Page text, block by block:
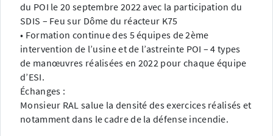
du POI le 20 septembre 2022 avec la participation du
SDIS – Feu sur Dôme du réacteur K75
• Formation continue des 5 équipes de 2ème
intervention de l’usine et de l’astreinte POI – 4 types
de manœuvres réalisées en 2022 pour chaque équipe
d’ESI.
Échanges :
Monsieur RAL salue la densité des exercices réalisés et
notamment dans le cadre de la défense incendie.